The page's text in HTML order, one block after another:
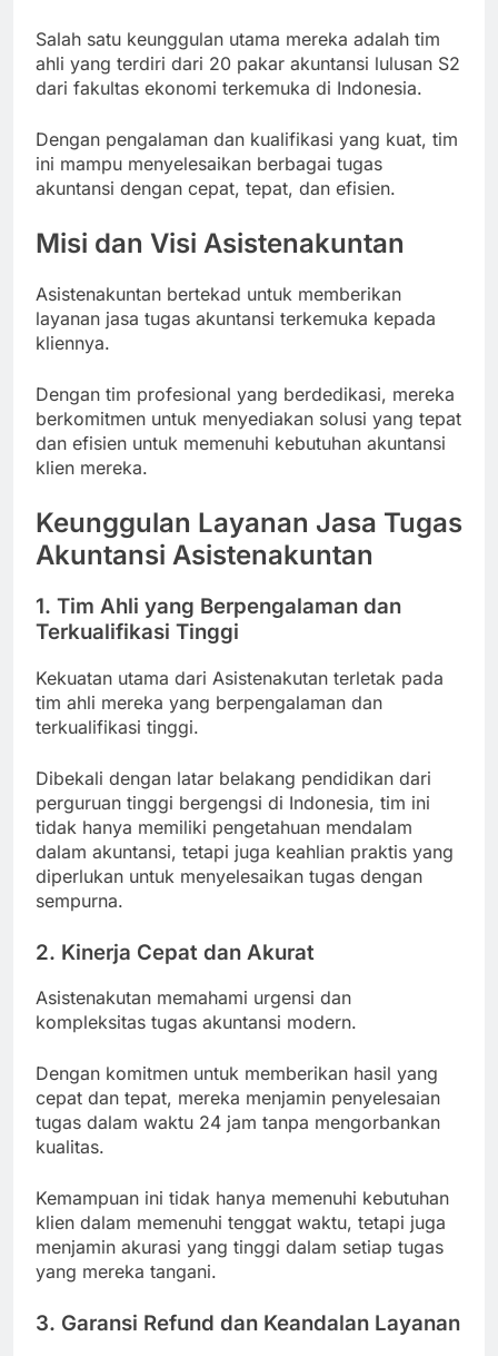
Salah satu keunggulan utama mereka adalah tim
ahli yang terdiri dari 20 pakar akuntansi lulusan S2
dari fakultas ekonomi terkemuka di Indonesia.
Dengan pengalaman dan kualifikasi yang kuat, tim
ini mampu menyelesaikan berbagai tugas
akuntansi dengan cepat, tepat, dan efisien.
Misi dan Visi Asistenakuntan
Asistenakuntan bertekad untuk memberikan
layanan jasa tugas akuntansi terkemuka kepada
kliennya.
Dengan tim profesional yang berdedikasi, mereka
berkomitmen untuk menyediakan solusi yang tepat
dan efisien untuk memenuhi kebutuhan akuntansi
klien mereka.
Keunggulan Layanan Jasa Tugas
Akuntansi Asistenakuntan
1. Tim Ahli yang Berpengalaman dan
Terkualifikasi Tinggi
Kekuatan utama dari Asistenakutan terletak pada
tim ahli mereka yang berpengalaman dan
terkualifikasi tinggi.
Dibekali dengan latar belakang pendidikan dari
perguruan tinggi bergengsi di Indonesia, tim ini
tidak hanya memiliki pengetahuan mendalam
dalam akuntansi, tetapi juga keahlian praktis yang
diperlukan untuk menyelesaikan tugas dengan
sempurna.
2. Kinerja Cepat dan Akurat
Asistenakutan memahami urgensi dan
kompleksitas tugas akuntansi modern.
Dengan komitmen untuk memberikan hasil yang
cepat dan tepat, mereka menjamin penyelesaian
tugas dalam waktu 24 jam tanpa mengorbankan
kualitas.
Kemampuan ini tidak hanya memenuhi kebutuhan
klien dalam memenuhi tenggat waktu, tetapi juga
menjamin akurasi yang tinggi dalam setiap tugas
yang mereka tangani.
3. Garansi Refund dan Keandalan Layanan